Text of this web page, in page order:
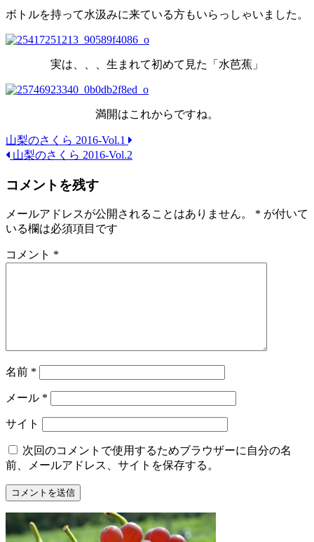
ボトルを持って水汲みに来ている方もいらっしゃいました。
実は、、、生まれて初めて見た「水芭蕉」
満開はこれからですね。
山梨のさくら 2016-Vol.1
山梨のさくら 2016-Vol.2
コメントを残す
メールアドレスが公開されることはありません。 * が付いて
いる欄は必須項目です
コメント *
名前 *
メール *
サイト
次回のコメントで使用するためブラウザーに自分の名
前、メールアドレス、サイトを保存する。